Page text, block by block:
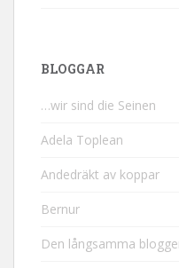
BLOGGAR
…wir sind die Seinen
Adela Toplean
Andedräkt av koppar
Bernur
Den långsamma